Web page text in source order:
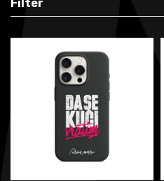
Shop
Novosti
Biografija
Filter